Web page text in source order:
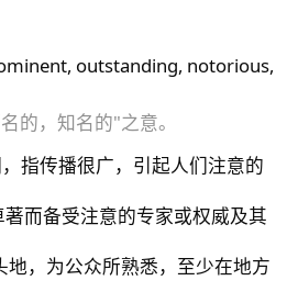
outstanding, notorious,
的，知名的"之意。
指传播很广，引起人们注意的
著而备受注意的专家或权威及其
地，为公众所熟悉，至少在地方